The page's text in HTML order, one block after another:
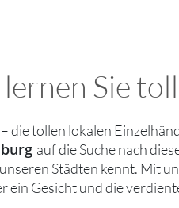
lernen Sie
– die tollen lokalen
auf die Suche nach
Städten kennt. Mit
ein Gesicht und die